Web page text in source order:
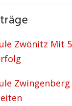
Zwönitz Mit